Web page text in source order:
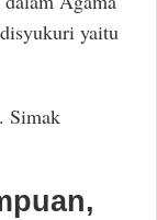
yaitu
Simak